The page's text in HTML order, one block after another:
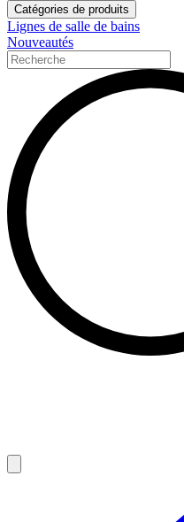
Catégories de produits
Lignes de salle de bains
Nouveautés